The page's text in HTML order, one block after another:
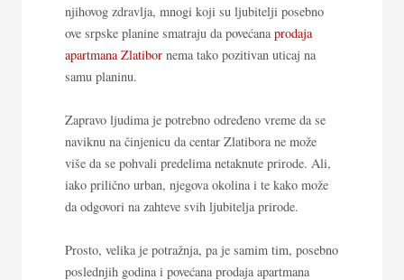
njihovog zdravlja, mnogi koji su ljubitelji posebno
ove srpske planine smatraju da povećana prodaja
apartmana Zlatibor nema tako pozitivan uticaj na
samu planinu.
Zapravo ljudima je potrebno određeno vreme da se
naviknu na činjenicu da centar Zlatibora ne može
više da se pohvali predelima netaknute prirode. Ali,
iako prilično urban, njegova okolina i te kako može
da odgovori na zahteve svih ljubitelja prirode.
Prosto, velika je potražnja, pa je samim tim, posebno
poslednjih godina i povećana prodaja apartmana